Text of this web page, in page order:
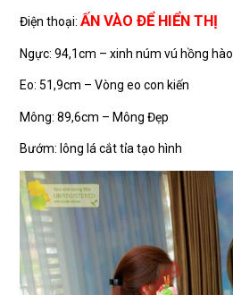
Điện thoại:ẤN VÀO ĐỂ HIỂN THỊ
Ngực: 94,1cm – xinh núm vú hồng hào
Eo: 51,9cm – Vòng eo con kiến
Mông: 89,6cm – Mông Đẹp
Bướm: lông lá cắt tỉa tạo hình